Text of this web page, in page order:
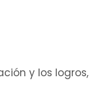
y los logros,